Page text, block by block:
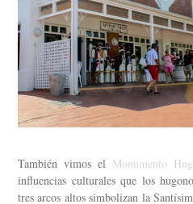
También vimos el Monumento
influencias culturales que los
tres arcos altos simbolizan la